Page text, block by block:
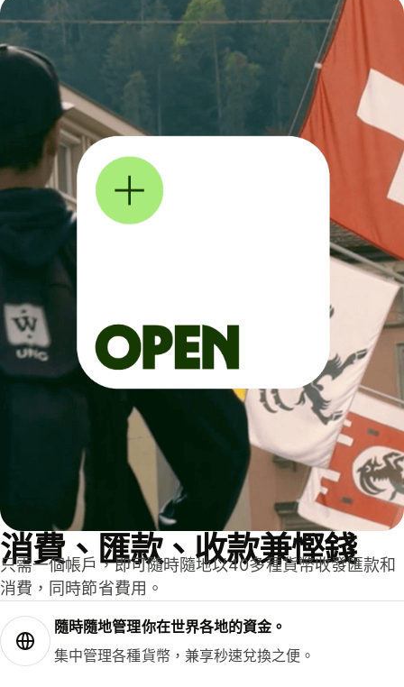
消費、匯款、收款兼慳錢
只需一個帳戶，即可隨時隨地以40多種貨幣收發匯款和
消費，同時節省費用。
隨時隨地管理你在世界各地的資金。
集中管理各種貨幣，兼享秒速兌換之便。